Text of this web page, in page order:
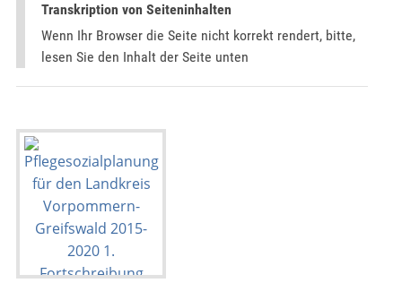
Transkription von Seiteninhalten
Wenn Ihr Browser die Seite nicht korrekt rendert, bitte,
lesen Sie den Inhalt der Seite unten